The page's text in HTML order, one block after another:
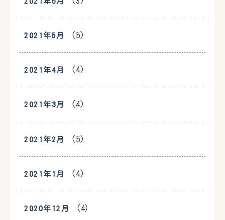
2021年5月 (5)
2021年4月 (4)
2021年3月 (4)
2021年2月 (5)
2021年1月 (4)
2020年12月 (4)